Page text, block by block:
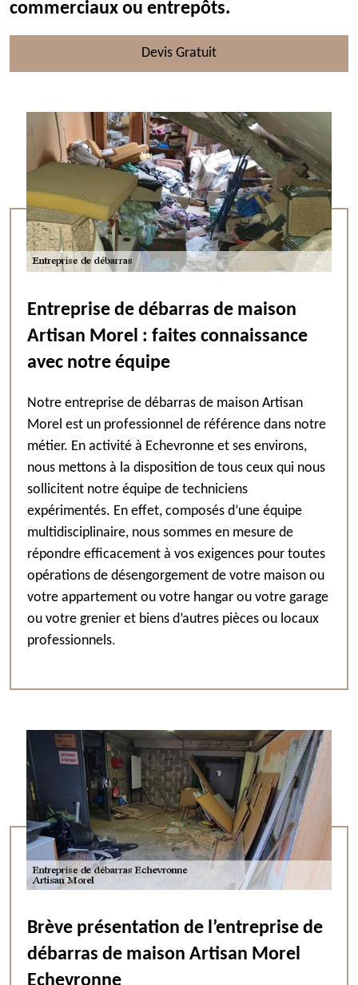
commerciaux ou entrepôts.
Devis Gratuit
Entreprise de débarras de maison
Artisan Morel : faites connaissance
avec notre équipe
Notre entreprise de débarras de maison Artisan
Morel est un professionnel de référence dans notre
métier. En activité à Echevronne et ses environs,
nous mettons à la disposition de tous ceux qui nous
sollicitent notre équipe de techniciens
expérimentés. En effet, composés d’une équipe
multidisciplinaire, nous sommes en mesure de
répondre efficacement à vos exigences pour toutes
opérations de désengorgement de votre maison ou
votre appartement ou votre hangar ou votre garage
ou votre grenier et biens d’autres pièces ou locaux
professionnels.
Brève présentation de l’entreprise de
débarras de maison Artisan Morel
Echevronne